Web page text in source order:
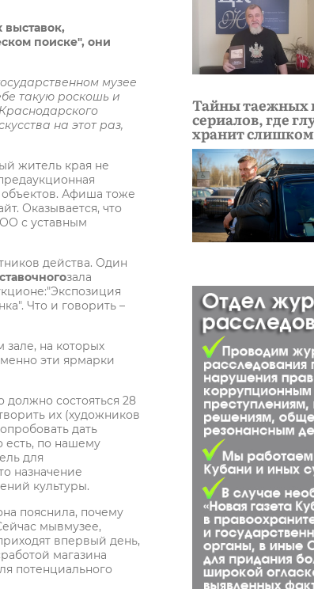
поиске", они
музее
такую роскошь и
на этот раз,
житель края не
объектов. Афиша тоже
Оказывается, что
с уставным
действа. Один
зала
Что и говорить –
зале, на которых
эти ярмарки
состояться 28
их (художников
дать
есть, по нашему
для
назначение
культуры.
пояснила, почему
мывмузее,
впервый день,
магазина
потенциального
Тайны таежных
сериалов, где
хранит